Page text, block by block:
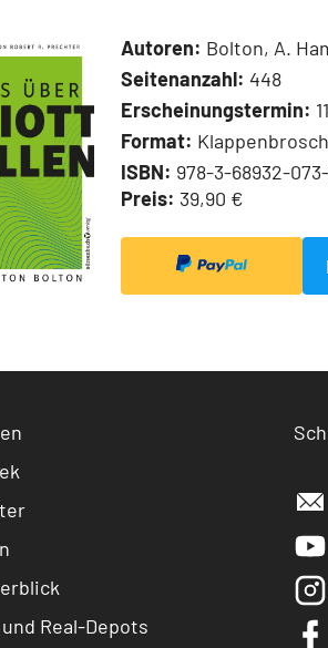
Autoren: Bolton, A.
Seitenanzahl: 448
Erscheinungstermin:
Format:
ISBN: 978-3-68932-
Preis: 39,90 €
Real-Depots